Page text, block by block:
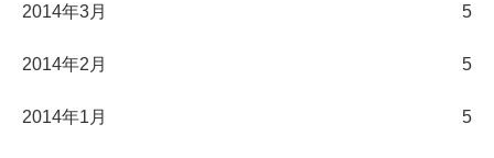
2014年3月 5
2014年2月 5
2014年1月 5